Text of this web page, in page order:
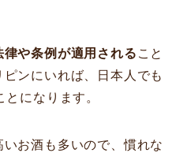
律や条例が適用される こと
ンにいれば、日本人でも
になります。
お酒も多いので、慣れな